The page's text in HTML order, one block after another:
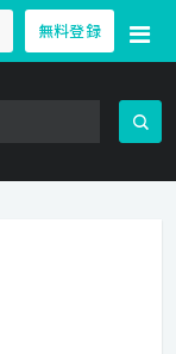
無料登録